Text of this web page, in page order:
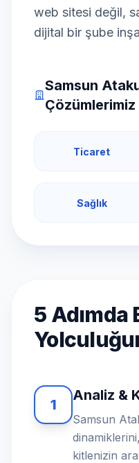
web sitesi değil,
dijital bir şube
Samsun
Çözümlerimiz
Ticaret
Sağlık
5 Adımda
1
Analiz &
Samsun
kitlenizin